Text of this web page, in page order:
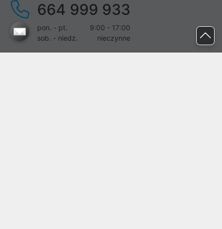
664 999 933
pon. - pt.
9:00 - 17:00
sob. - niedz.
nieczynne